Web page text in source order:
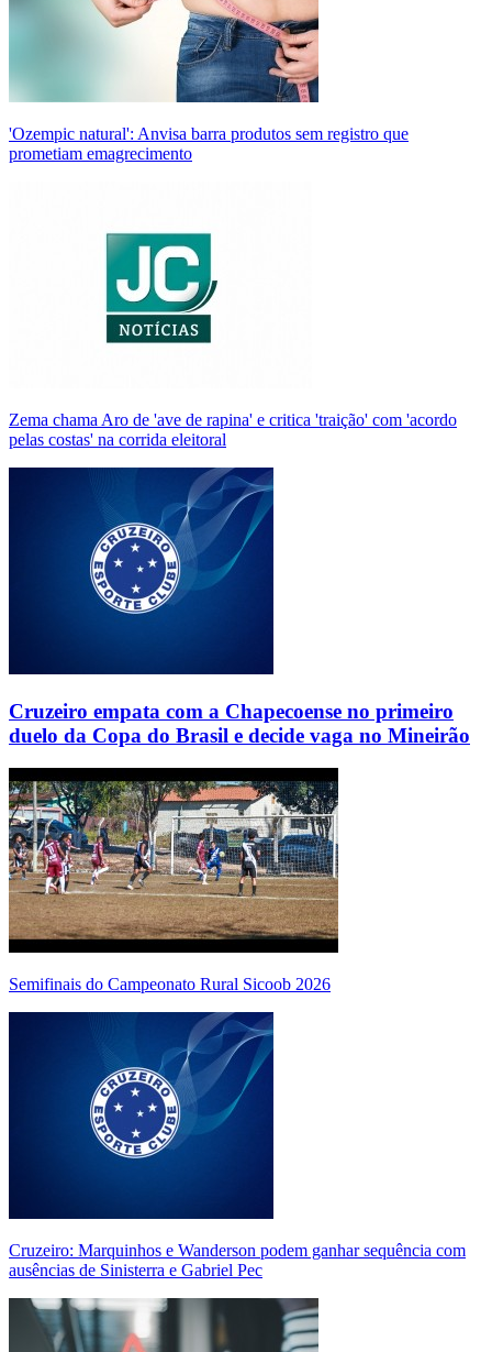
'Ozempic natural': Anvisa barra produtos sem registro que
prometiam emagrecimento
Zema chama Aro de 'ave de rapina' e critica 'traição' com 'acordo
pelas costas' na corrida eleitoral
Cruzeiro empata com a Chapecoense no primeiro
duelo da Copa do Brasil e decide vaga no Mineirão
Semifinais do Campeonato Rural Sicoob 2026
Cruzeiro: Marquinhos e Wanderson podem ganhar sequência com
ausências de Sinisterra e Gabriel Pec